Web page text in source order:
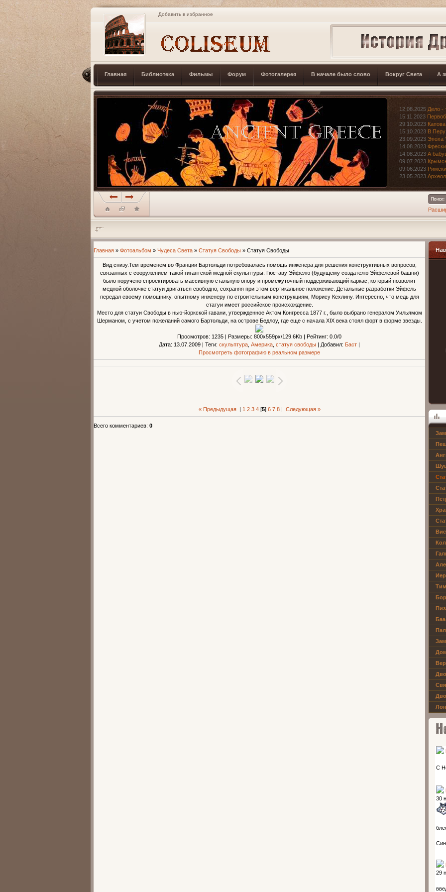
Добавить в избранное
Главная Библиотека Фильмы Форум Фотогалерея В начале было слово Вокруг Света А
12.08.2025 Дело -
15.11.2023
29.10.2023
15.10.2023 В Перу
23.09.2023 Эпоха
14.08.2023
14.08.2023 А
09.07.2023
09.06.2023
23.05.2023
Главная » Фотоальбом » Чудеса Света » Статуя Свободы » Статуя Свободы
Вид снизу.Тем временем во Франции Бартольди потребовалась помощь инженера для решения конструктивных вопросов,
связанных с сооружением такой гигантской медной скульптуры. Гюставу Эйфелю (будущему создателю Эйфелевой башни)
было поручено спроектировать массивную стальную опору и промежуточный поддерживающий каркас, который позволит
медной оболочке статуи двигаться свободно, сохраняя при этом вертикальное положение. Детальные разработки Эйфель
передал своему помощнику, опытному инженеру по строительным конструкциям, Морису Кехлину. Интересно, что медь для
статуи имеет российское происхождение.
Место для статуи Свободы в нью-йоркской гавани, утвержденное Актом Конгресса 1877 г., было выбрано генералом Уильямом
Шерманом, с учетом пожеланий самого Бартольди, на острове Бедлоу, где еще с начала XIX века стоял форт в форме звезды.
Просмотров: 1235 | Размеры: 800x559px/129.6Kb | Рейтинг: 0.0/0
Дата: 13.07.2009 | Теги: скульптура Америка статуя свободы | Добавил: Баст |
Просмотреть фотографию в реальном размере
« Предыдущая| 1 2 3 4[5] 6 7 8| Следующая »
Всего комментариев: 0